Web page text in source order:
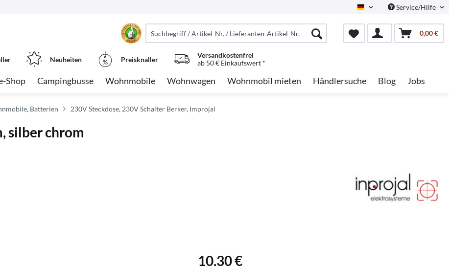
German Service/Hilfe
0,00 €
Neuheiten Preisknaller
Versandkostenfrei
ab 50 € Einkaufswert *
Shop Campingbusse Wohnmobile Wohnwagen Wohnmobil mieten Händlersuche Blog Jobs
Batterien 230V Steckdose, 230V Schalter Berker, Improjal
silber chrom
10,30 €